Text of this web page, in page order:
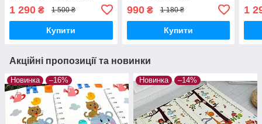
товщиною 1см
1 290 ₴ 1 500 ₴
Купити
180*150 см
990₴ 1 180 ₴
Купити
1
Акційні пропозиції та новинки
Новинка –16% Новинка –14%